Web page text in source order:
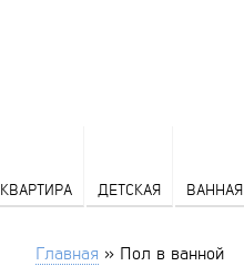
КВАРТИРА ДЕТСКАЯ ВАННАЯ
Главная » Пол в ванной